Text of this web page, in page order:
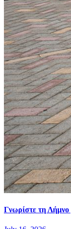
Γνωρίστε τη Λήμνο